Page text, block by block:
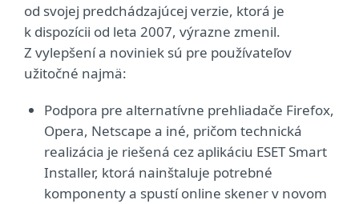
od svojej predchádzajúcej verzie, ktorá je
k dispozícii od leta 2007, výrazne zmenil.
Z vylepšení a noviniek sú pre používateľov
užitočné najmä:
Podpora pre alternatívne prehliadače Firefox,
Opera, Netscape a iné, pričom technická
realizácia je riešená cez aplikáciu ESET Smart
Installer, ktorá nainštaluje potrebné
komponenty a spustí online skener v novom